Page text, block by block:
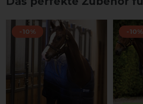
-10% -10%